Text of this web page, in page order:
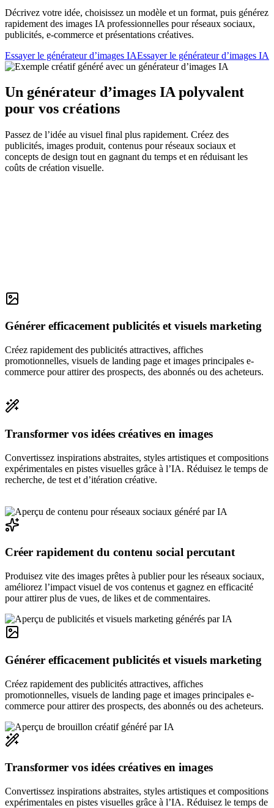
Décrivez votre idée, choisissez un modèle et un format, puis générez
rapidement des images IA professionnelles pour réseaux sociaux,
publicités, e-commerce et présentations créatives.
Essayer le générateur d’images IAEssayer le générateur d’images IA
Un générateur d’images IA polyvalent
pour vos créations
Passez de l’idée au visuel final plus rapidement. Créez des
publicités, images produit, contenus pour réseaux sociaux et
concepts de design tout en gagnant du temps et en réduisant les
coûts de création visuelle.
Générer efficacement publicités et visuels marketing
Créez rapidement des publicités attractives, affiches
promotionnelles, visuels de landing page et images principales e-
commerce pour attirer des prospects, des abonnés ou des acheteurs.
Transformer vos idées créatives en images
Convertissez inspirations abstraites, styles artistiques et compositions
expérimentales en pistes visuelles grâce à l’IA. Réduisez le temps de
recherche, de test et d’itération créative.
Créer rapidement du contenu social percutant
Produisez vite des images prêtes à publier pour les réseaux sociaux,
améliorez l’impact visuel de vos contenus et gagnez en efficacité
pour attirer plus de vues, de likes et de commentaires.
Générer efficacement publicités et visuels marketing
Créez rapidement des publicités attractives, affiches
promotionnelles, visuels de landing page et images principales e-
commerce pour attirer des prospects, des abonnés ou des acheteurs.
Transformer vos idées créatives en images
Convertissez inspirations abstraites, styles artistiques et compositions
expérimentales en pistes visuelles grâce à l’IA. Réduisez le temps de